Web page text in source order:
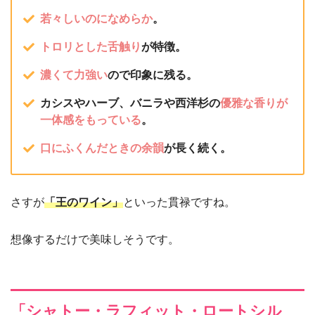
若々しいのになめらか。
トロリとした舌触りが特徴。
濃くて力強いので印象に残る。
カシスやハーブ、バニラや西洋杉の優雅な香りが
一体感をもっている。
口にふくんだときの余韻が長く続く。
さすが「王のワイン」といった貫禄ですね。
想像するだけで美味しそうです。
「シャトー・ラフィット・ロートシル